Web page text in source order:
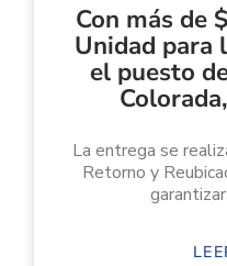
Con más de
Unidad para
el puesto
La entrega se
Retorno y